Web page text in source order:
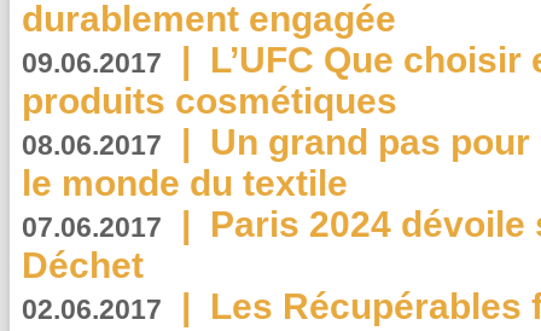
durablement engagée
09.06.2017 | L’UFC Que
produits cosmétiques
08.06.2017 | Un grand pas
le monde du textile
07.06.2017 | Paris 2024
Déchet
02.06.2017 | Les Récupérables